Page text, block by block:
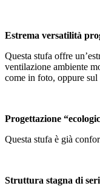
Estrema versatilità
Questa stufa offre
ventilazione ambiente
come in foto, oppure sul
Progettazione
Questa stufa è già
Struttura stagna di